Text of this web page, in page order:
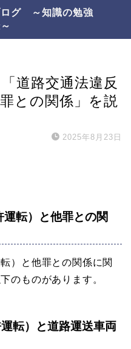
ログ ～知識の勉強
道路交通法違反
との関係」を説
2025年8月23日
転）と他罪との関
）と他罪との関係に関
のものがあります。
転）と道路運送車両